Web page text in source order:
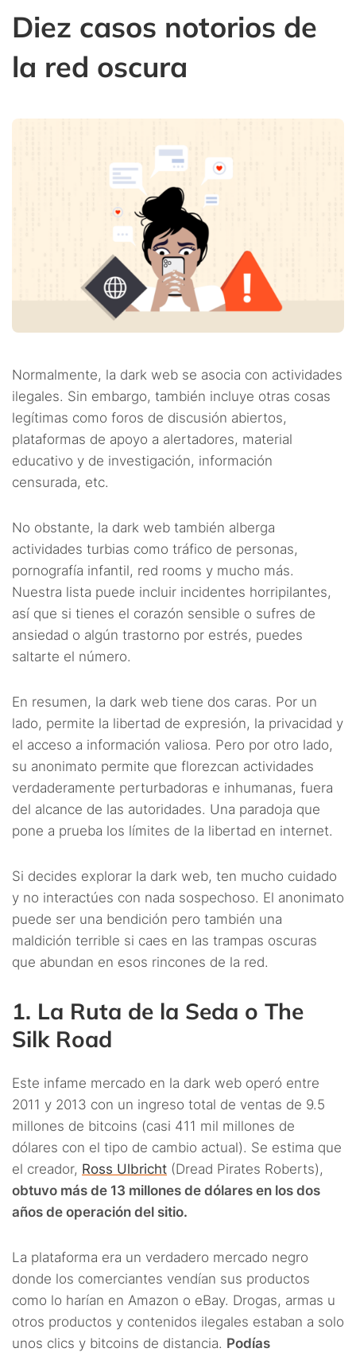
Diez casos notorios de
la red oscura
Normalmente, la dark web se asocia con actividades
ilegales. Sin embargo, también incluye otras cosas
legítimas como foros de discusión abiertos,
plataformas de apoyo a alertadores, material
educativo y de investigación, información
censurada, etc.
No obstante, la dark web también alberga
actividades turbias como tráfico de personas,
pornografía infantil, red rooms y mucho más.
Nuestra lista puede incluir incidentes horripilantes,
así que si tienes el corazón sensible o sufres de
ansiedad o algún trastorno por estrés, puedes
saltarte el número.
En resumen, la dark web tiene dos caras. Por un
lado, permite la libertad de expresión, la privacidad y
el acceso a información valiosa. Pero por otro lado,
su anonimato permite que florezcan actividades
verdaderamente perturbadoras e inhumanas, fuera
del alcance de las autoridades. Una paradoja que
pone a prueba los límites de la libertad en internet.
Si decides explorar la dark web, ten mucho cuidado
y no interactúes con nada sospechoso. El anonimato
puede ser una bendición pero también una
maldición terrible si caes en las trampas oscuras
que abundan en esos rincones de la red.
1. La Ruta de la Seda o The
Silk Road
Este infame mercado en la dark web operó entre
2011 y 2013 con un ingreso total de ventas de 9.5
millones de bitcoins (casi 411 mil millones de
dólares con el tipo de cambio actual). Se estima que
el creador, Ross Ulbricht (Dread Pirates Roberts),
obtuvo más de 13 millones de dólares en los dos
años de operación del sitio.
La plataforma era un verdadero mercado negro
donde los comerciantes vendían sus productos
como lo harían en Amazon o eBay. Drogas, armas u
otros productos y contenidos ilegales estaban a solo
unos clics y bitcoins de distancia. Podías